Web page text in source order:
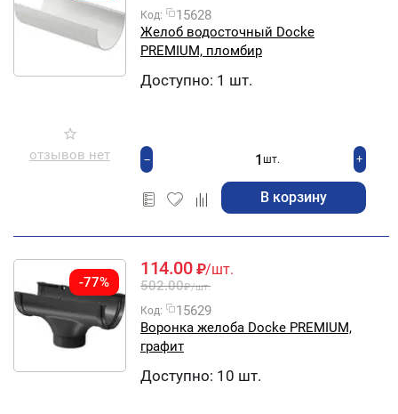
отзывов нет
Код:
15628
Желоб водосточный Docke
PREMIUM, пломбир
Доступно: 1 шт.
+
шт.
−
В корзину
-77%
114.00 ₽/шт.
502.00₽/шт.
Код:
15629
Воронка желоба Docke PREMIUM,
графит
Доступно: 10 шт.